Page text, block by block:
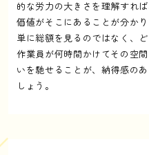
的な労力の大きさを理解すれ
価値がそこにあることが分か
単に総額を見るのではなく、
作業員が何時間かけてその空
いを馳せることが、納得感の
しょう。